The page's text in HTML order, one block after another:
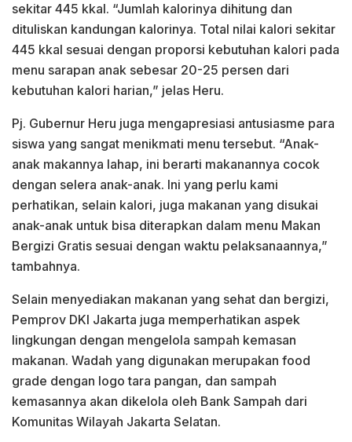
sekitar 445 kkal. “Jumlah kalorinya dihitung dan
dituliskan kandungan kalorinya. Total nilai kalori sekitar
445 kkal sesuai dengan proporsi kebutuhan kalori pada
menu sarapan anak sebesar 20-25 persen dari
kebutuhan kalori harian,” jelas Heru.
Pj. Gubernur Heru juga mengapresiasi antusiasme para
siswa yang sangat menikmati menu tersebut. “Anak-
anak makannya lahap, ini berarti makanannya cocok
dengan selera anak-anak. Ini yang perlu kami
perhatikan, selain kalori, juga makanan yang disukai
anak-anak untuk bisa diterapkan dalam menu Makan
Bergizi Gratis sesuai dengan waktu pelaksanaannya,”
tambahnya.
Selain menyediakan makanan yang sehat dan bergizi,
Pemprov DKI Jakarta juga memperhatikan aspek
lingkungan dengan mengelola sampah kemasan
makanan. Wadah yang digunakan merupakan food
grade dengan logo tara pangan, dan sampah
kemasannya akan dikelola oleh Bank Sampah dari
Komunitas Wilayah Jakarta Selatan.